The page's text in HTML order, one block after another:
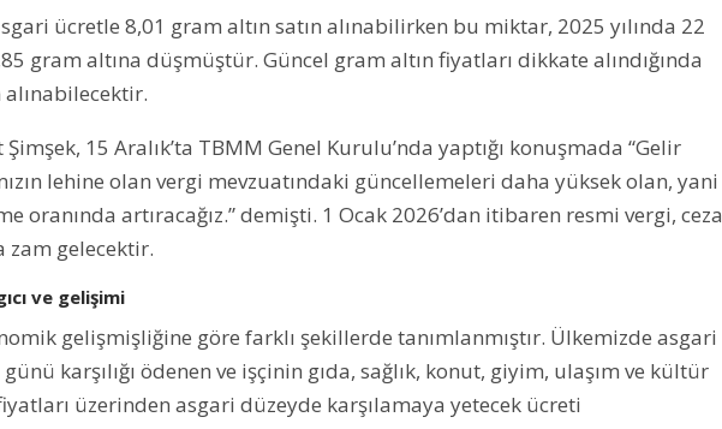
ücretle 8,01 gram altın satın alınabilirken bu miktar, 2025 yılında 22
gram altına düşmüştür. Güncel gram altın fiyatları dikkate alındığında
15 Aralık’ta TBMM Genel Kurulu’nda yaptığı konuşmada “Gelir
lehine olan vergi mevzuatındaki güncellemeleri daha yüksek olan, yani
oranında artıracağız.” demişti. 1 Ocak 2026’dan itibaren resmi vergi, ceza
zam gelecektir.
ve gelişimi
gelişmişliğine göre farklı şekillerde tanımlanmıştır. Ülkemizde asgari
karşılığı ödenen ve işçinin gıda, sağlık, konut, giyim, ulaşım ve kültür
üzerinden asgari düzeyde karşılamaya yetecek ücreti